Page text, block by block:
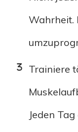
Wahrheit.
Trainiere
Jeden